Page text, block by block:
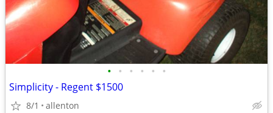
• • • • • •
Simplicity - Regent $1500
8/1 allenton